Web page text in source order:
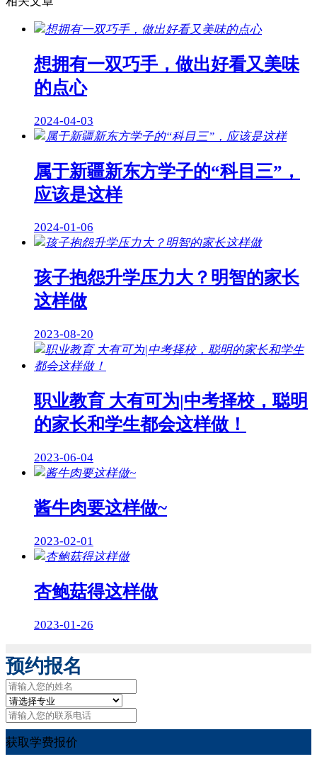
想拥有一双巧手，做出好看又美味
的点心
2024-04-03
属于新疆新东方学子的“科目三”，
应该是这样
2024-01-06
孩子抱怨升学压力大？明智的家长
这样做
2023-08-20
职业教育 大有可为|中考择校，聪明
的家长和学生都会这样做！
2023-06-04
酱牛肉要这样做~
2023-02-01
杏鲍菇得这样做
2023-01-26
预约报名
获取学费报价